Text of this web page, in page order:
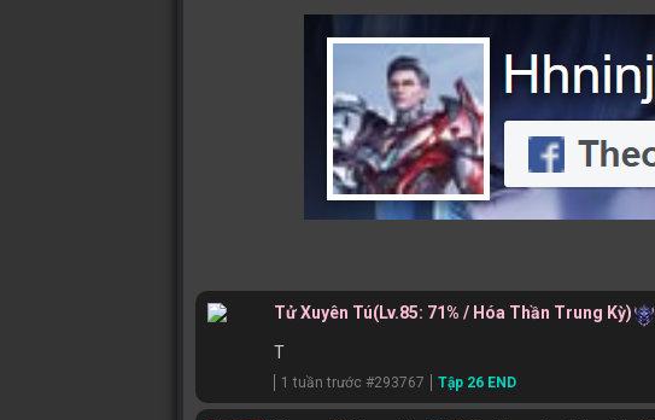
Tử Xuyên Tú(Lv.85: 71% / Hóa Thần Trung Kỳ)
T
1 tuần trước #293767 Tập 26 END